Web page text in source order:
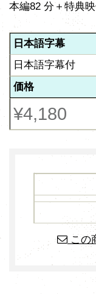
本編82 分＋特典
日本語字幕
日本語字幕付
価格
¥4,180
この